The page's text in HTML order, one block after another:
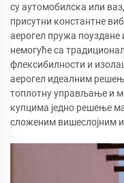
су аутомобилска или
присутни константне
аерогел пружа поуздане
немогуће са
флексибилности и
аерогел идеалним
топлотну управљање и
купцима једно решење
сложеним вишеслојним